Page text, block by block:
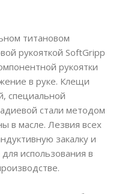
титановом
рукояткой SoftGripp
рукоятки
в руке. Клещи
специальной
стали методом
в масле. Лезвия всех
закалку и
использования в